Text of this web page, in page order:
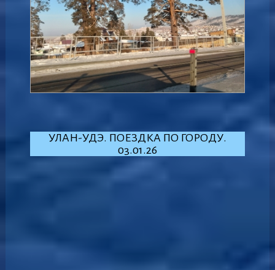
УЛАН-УДЭ. ПОЕЗДКА ПО ГОРОДУ.
03.01.26